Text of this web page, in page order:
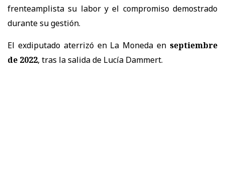
frenteamplista su labor y el compromiso demostrado
durante su gestión.
El exdiputado aterrizó en La Moneda en septiembre
de 2022, tras la salida de Lucía Dammert.